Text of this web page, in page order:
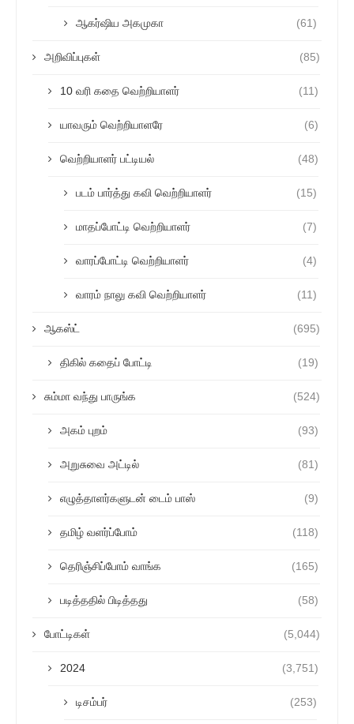
ஆகர்ஷிய அகமுகா (61)
அறிவிப்புகள் (85)
10 வரி கதை வெற்றியாளர் (11)
யாவரும் வெற்றியாளரே (6)
வெற்றியாளர் பட்டியல் (48)
படம் பார்த்து கவி வெற்றியாளர் (15)
மாதப்போட்டி வெற்றியாளர் (7)
வாரப்போட்டி வெற்றியாளர் (4)
வாரம் நாலு கவி வெற்றியாளர் (11)
ஆகஸ்ட் (695)
திகில் கதைப் போட்டி (19)
சும்மா வந்து பாருங்க (524)
அகம் புறம் (93)
அறுசுவை அட்டில் (81)
எழுத்தாளர்களுடன் டைம் பாஸ் (9)
தமிழ் வளர்ப்போம் (118)
தெரிஞ்சிப்போம் வாங்க (165)
படித்ததில் பிடித்தது (58)
போட்டிகள் (5,044)
2024 (3,751)
டிசம்பர் (253)